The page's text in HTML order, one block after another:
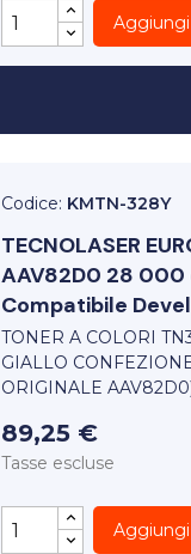
Aggiungi
Codice: KMTN-328Y
TECNOLASER
AAV82D0 28 000
Compatibile
TONER A COLORI
GIALLO
ORIGINALE
89,25 €
Tasse escluse
Aggiungi